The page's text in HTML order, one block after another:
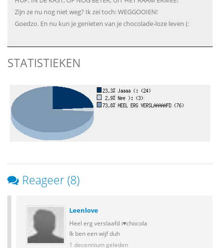
Zijn ze nu nog niet weg? Ik zei toch: WEGGOOIEN!
Goedzo. En nu kun je genieten van je chocolade-loze leven (:
STATISTIEKEN
Reageer (8)
Leenlove
Heel erg verslaafd i♥chocola
Ik ben een wijf duh
1 decennium geleden